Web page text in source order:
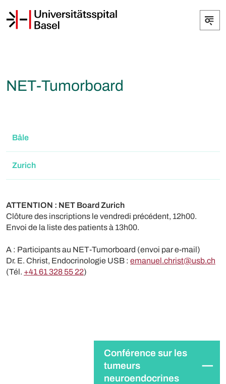
NET-Tumorboard
Bâle
Zurich
ATTENTION : NET Board Zurich
Clôture des inscriptions le vendredi précédent, 12h00.
Envoi de la liste des patients à 13h00.
A : Participants au NET-Tumorboard (envoi par e-mail)
Dr. E. Christ, Endocrinologie USB : emanuel.christ@usb.ch
(Tél. +41 61 328 55 22)
Conférence sur les
tumeurs
neuroendocrines